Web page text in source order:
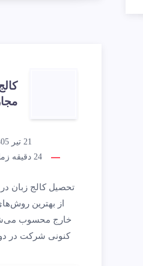
21 تیر 1405
24 دقیقه
تحصیل کالج زبان
از بهترین
خارج محسوب
کنونی شرکت در